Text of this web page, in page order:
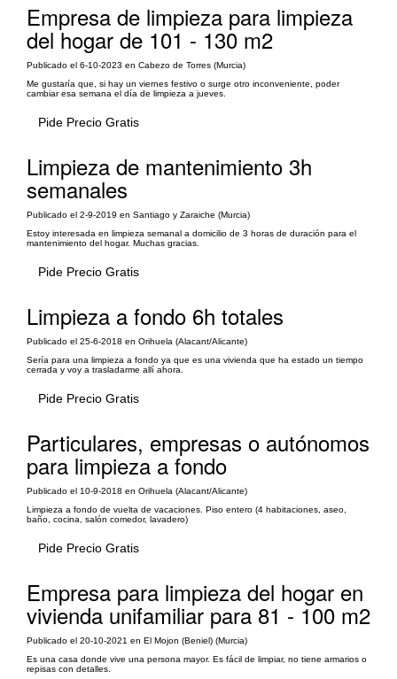
Empresa de limpieza para limpieza
del hogar de 101 - 130 m2
Publicado el 6-10-2023 en Cabezo de Torres (Murcia)
Me gustaría que, si hay un viernes festivo o surge otro inconveniente, poder
cambiar esa semana el día de limpieza a jueves.
Pide Precio Gratis
Limpieza de mantenimiento 3h
semanales
Publicado el 2-9-2019 en Santiago y Zaraiche (Murcia)
Estoy interesada en limpieza semanal a domicilio de 3 horas de duración para el
mantenimiento del hogar. Muchas gracias.
Pide Precio Gratis
Limpieza a fondo 6h totales
Publicado el 25-6-2018 en Orihuela (Alacant/Alicante)
Sería para una limpieza a fondo ya que es una vivienda que ha estado un tiempo
cerrada y voy a trasladarme allí ahora.
Pide Precio Gratis
Particulares, empresas o autónomos
para limpieza a fondo
Publicado el 10-9-2018 en Orihuela (Alacant/Alicante)
Limpieza a fondo de vuelta de vacaciones. Piso entero (4 habitaciones, aseo,
baño, cocina, salón comedor, lavadero)
Pide Precio Gratis
Empresa para limpieza del hogar en
vivienda unifamiliar para 81 - 100 m2
Publicado el 20-10-2021 en El Mojon (Beniel) (Murcia)
Es una casa donde vive una persona mayor. Es fácil de limpiar, no tiene armarios o
repisas con detalles.